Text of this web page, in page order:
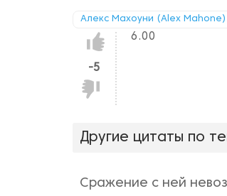
Алекс Махоуни (Alex Mahone)
Нравится!
-5
Не
нравится!
6.00
Другие цитаты по
Сражение с ней